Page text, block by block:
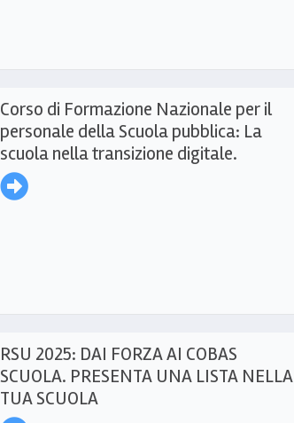
Corso di Formazione Nazionale per il
personale della Scuola pubblica: La
scuola nella transizione digitale.
RSU 2025: DAI FORZA AI COBAS
SCUOLA. PRESENTA UNA LISTA NELLA
TUA SCUOLA